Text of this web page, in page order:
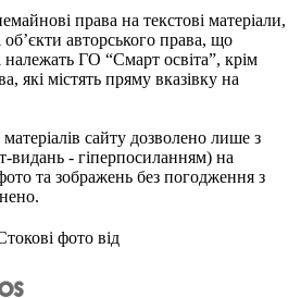
права на текстові матеріали,
авторського права, що
належать ГО “Смарт освіта”, крім
які містять пряму вказівку на
сайту дозволено лише з
видань - гіперпосиланням) на
та зображень без погодження з
фото від